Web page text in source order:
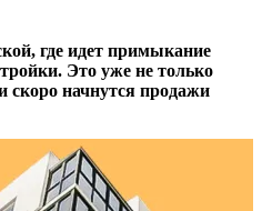
где идет примыкание
Это уже не только
скоро начнутся продажи